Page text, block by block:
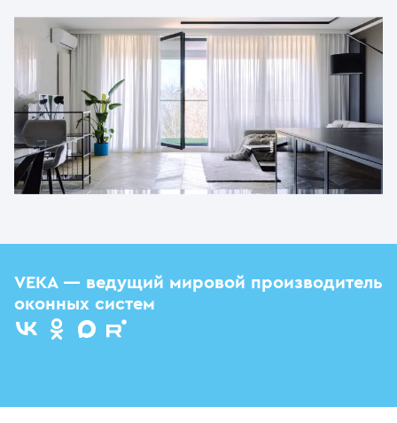
VEKA — ведущий мировой производитель
оконных систем